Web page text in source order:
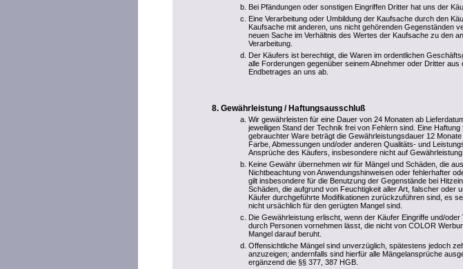
Bei Pfändungen oder sonstigen Eingriffen Dritter hat uns der
Eine Verarbeitung oder Umbildung der Kaufsache durch den
Kaufsache mit anderen, uns nicht gehörenden Gegenständen
neuen Sache im Verhältnis des Wertes der Kaufsache zu den
Verarbeitung.
Der Käufers ist berechtigt, die Waren im ordentlichen
alle Forderungen gegenüber seinem Abnehmer oder Dritter
Endbetrages an uns ab.
Gewährleistung / Haftungsausschluß
Wir gewährleisten für eine Dauer von 24 Monaten ab
jeweiligen Stand der Technik frei von Fehlern sind. Eine
gebrauchter Ware beträgt die Gewährleistungsdauer 12
Farbe, Abmessungen und/oder anderen Qualitäts- und
Ansprüche des Käufers, insbesondere nicht auf Gewährleistung.
Keine Gewähr übernehmen wir für Mängel und Schäden, die
Nichtbeachtung von Anwendungshinweisen oder fehlerhafter
gilt insbesondere für die Benutzung der Gegenstände bei
Schäden, die aufgrund von Feuchtigkeit aller Art, falscher oder
Käufer durchgeführte Modifikationen zurückzuführen sind, es
nicht ursächlich für den gerügten Mangel sind.
Die Gewährleistung erlischt, wenn der Käufer Eingriffe und/
durch Personen vornehmen lässt, die nicht von COLOR
Mangel darauf beruht.
Offensichtliche Mängel sind unverzüglich, spätestens jedoch
anzuzeigen; andernfalls sind hierfür alle Mängelansprüche
ergänzend die §§ 377, 387 HGB.